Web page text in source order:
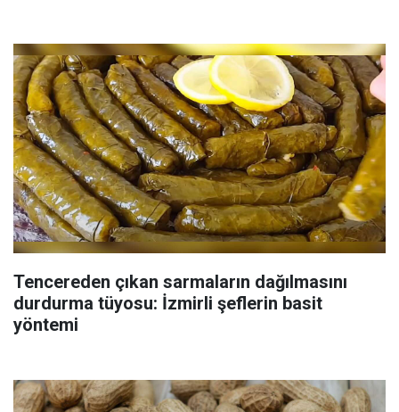
Tencereden çıkan sarmaların dağılmasını
durdurma tüyosu: İzmirli şeflerin basit
yöntemi